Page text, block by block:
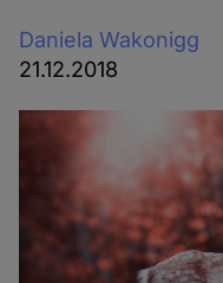
Daniela Wakonigg
21.12.2018